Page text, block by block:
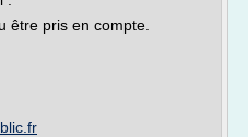
être pris en compte.